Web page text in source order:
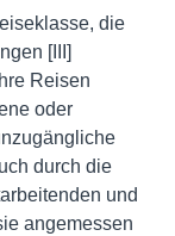
die
[III]
Reisen
oder
durch die
und
angemessen